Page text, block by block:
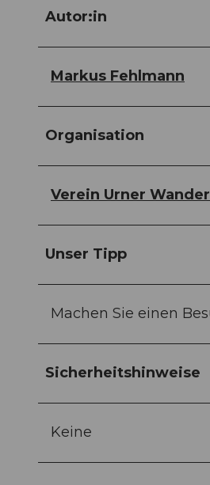
Autor:in
Markus Fehlmann
Organisation
Verein Urner
Unser Tipp
Machen Sie einen
Sicherheitshinweise
Keine